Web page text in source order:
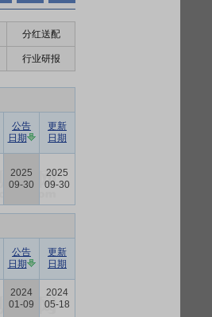
分红送配
行业研报
公告
日期
更新
日期
2025
09-30
2025
09-30
公告
日期
更新
日期
2024
01-09
2024
05-18